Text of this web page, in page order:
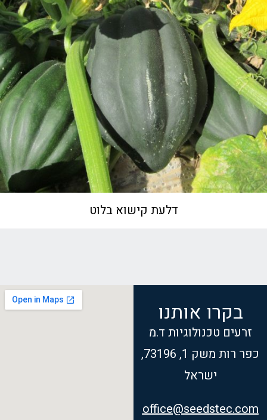
דלעת קישוא בלוט
בקרו אותנו
זרעים טכנולוגיות ד.מ
כפר רות משק 1, 73196,
ישראל
office@seedstec.com